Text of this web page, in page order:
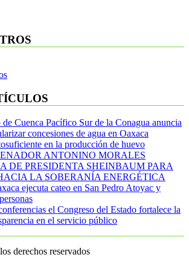
Cuenca Pacífico Sur de la Conagua anuncia
concesiones de agua en Oaxaca
en la producción de huevo
ANTONINO MORALES
DE PRESIDENTA SHEINBAUM PARA
LA SOBERANÍA ENERGÉTICA
ejecuta cateo en San Pedro Atoyac y
el Congreso del Estado fortalece la
en el servicio público
derechos reservados